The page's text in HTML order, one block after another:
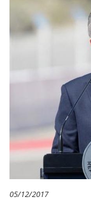
05/12/2017